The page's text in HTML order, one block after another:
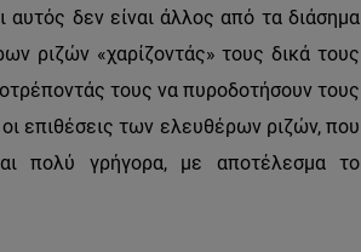
δεν είναι άλλος από τα διάσημα
ριζών «χαρίζοντάς» τους δικά τους
τους να πυροδοτήσουν τους
επιθέσεις των ελευθέρων ριζών, που
πολύ γρήγορα, με αποτέλεσμα το